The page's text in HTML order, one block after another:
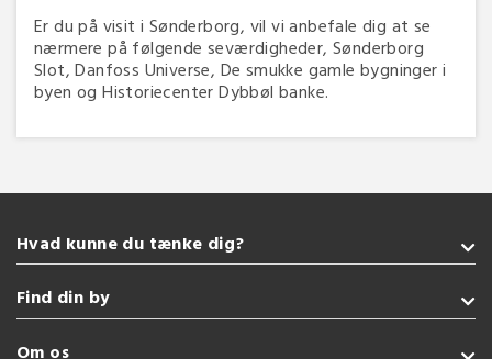
Er du på visit i Sønderborg, vil vi anbefale dig at se
nærmere på følgende seværdigheder, Sønderborg
Slot, Danfoss Universe, De smukke gamle bygninger i
byen og Historiecenter Dybbøl banke.
Hvad kunne du tænke dig?
Takeaway
Vegetarisk
Find din by
Sønderborg
Om os